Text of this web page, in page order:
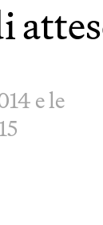
e le